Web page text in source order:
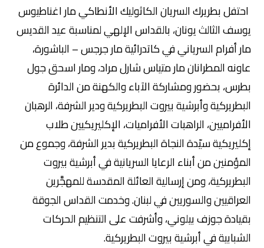
احتفل بطريرك السريان الكاثوليك الأنطاكي مار اغناطيوس
يوسف الثالث يونان، بالقداس الإلهي لمناسبة عيد القديس
مار أفرام السرياني في كاتدرائية مار جرجس – الباشورة،
عاونه المطرانان مار متياس شارل مراد، ومار اسحق جول
بطرس، بحضور ومشاركة الآباء والكهنة من الدائرة
البطريركية وأبرشية بيروت البطريركية ودير الشرفة، الرهبان
الأفراميين، الراهبات الأفراميات، الإكليريكيين طلاب
إكليريكية سيّدة النجاة البطريركية بدير الشرفة، وجموع من
المؤمنين من أبناء الرعايا السريانية في أبرشية بيروت
البطريركية، ومن إرسالية العائلة المقدسة للمهجَّرين
العراقيين والسوريين في لبنان. وخدمت القداس الجوقة
بقيادة جوزف بيلوني، وأشرفت على التنظيم الحركات
الشبابية في أبرشية بيروت البطريركية.